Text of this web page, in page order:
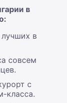
в
в
совсем
с
класса.